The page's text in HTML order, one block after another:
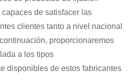
de satisfacer las
clientes tanto a nivel nacional
proporcionaremos
a los tipos
disponibles de estos fabricantes